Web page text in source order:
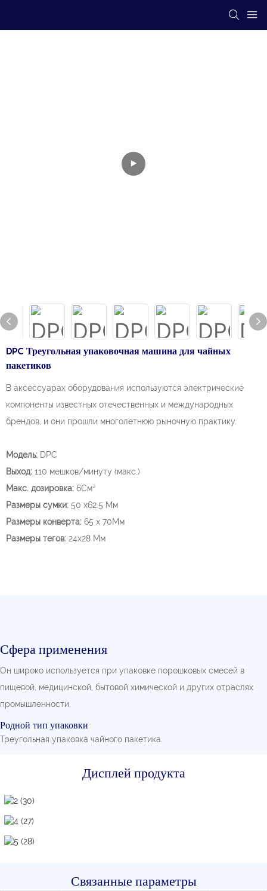
DPC Треугольная упаковочная машина для чайных
пакетиков
В аксессуарах оборудования используются электрические
компоненты известных отечественных и международных
брендов, и они прошли многолетнюю рыночную практику.
Модель: DPC
Выход: 110 мешков/минуту (макс.)
Макс. дозировка: 6См³
Размеры сумки: 50 x62.5 Мм
Размеры конверта: 65 x 70Мм
Размеры тегов: 24x28 Мм
Сфера применения
Он широко используется при упаковке порошковых смесей в
пищевой, медицинской, бытовой химической и других отраслях
промышленности.
Родной тип упаковки
Треугольная упаковка чайного пакетика.
Дисплей продукта
Связанные параметры